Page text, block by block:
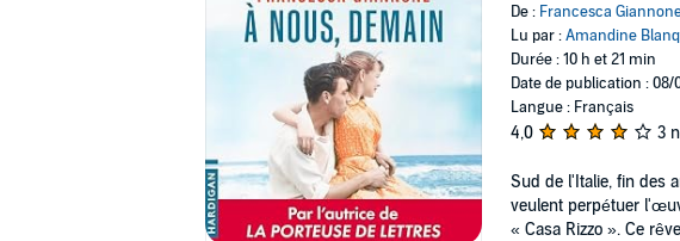
De : Francesca
Lu par :Amandine
Durée : 10 h et 21 min
Date de publication : 08/
Langue : Français
4,0 3
Sud de l'Italie, fin des
veulent perpétuer
« Casa Rizzo ». Ce